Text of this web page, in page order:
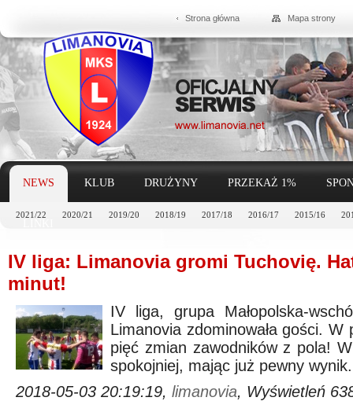
Strona główna Mapa strony
NEWS
2021/22 2020/21 2019/20 2018/19 2017/18 2016/17 2015/16
KLUB DRUŻYNY PRZEKAŻ 1%
IV liga: Limanovia gromi Tuchovię.
minut!
IV liga, grupa Małopolska-
Limanovia zdominowała gości.
pięć zmian zawodników z pola!
spokojniej, mając już pewny wynik.
2018-05-03 20:19:19, limanovia, Wyświetleń